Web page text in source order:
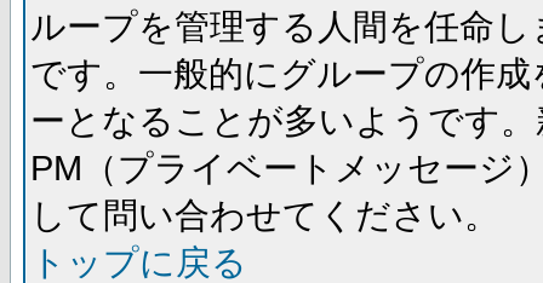
ループを管理する人間を任命
です。一般的にグループの作
ーとなることが多いようです
PM（プライベートメッセージ
して問い合わせてください。
トップに戻る